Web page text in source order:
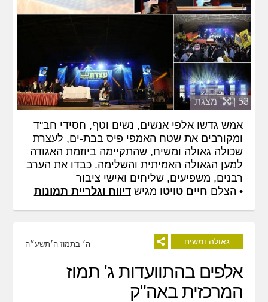
53 | מצגת
אמש גדשו אלפי אנשים, נשים וטף, חסידי חב"ד
ומקורבים את שטח האמפי פיס בבת-ים, לעצרת
שכולה גאולה ומשיח, שהתקיימה ביוזמת האגודה
למען הגאולה האמיתית והשלימה. כבדו את הערב
רבנים, משפיעים, שליחים ואישי ציבור
• הצלם חיים טויטו מגישדיווח וגלריית תמונות
גאולה ומשיח ה׳ בתמוז ה׳תשע״ה
אלפים בהתוועדות ג' תמוז
המרכזית באה"ק